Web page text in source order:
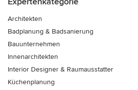
Architekten
Badplanung & Badsanierung
Bauunternehmen
Innenarchitekten
Interior Designer & Raumausstatter
Küchenplanung